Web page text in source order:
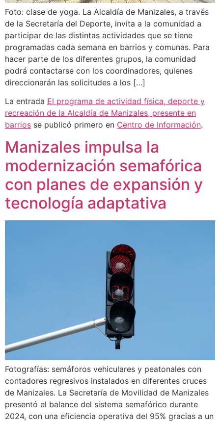
Foto: clase de yoga. La Alcaldía de Manizales, a través
de la Secretaría del Deporte, invita a la comunidad a
participar de las distintas actividades que se tiene
programadas cada semana en barrios y comunas. Para
hacer parte de los diferentes grupos, la comunidad
podrá contactarse con los coordinadores, quienes
direccionarán las solicitudes a los […]
La entrada El programa de actividad física, deporte y
recreación de la Alcaldía de Manizales, presente en
barrios se publicó primero en Centro de Información.
Manizales impulsa la
modernización semafórica
con planes de expansión y
tecnología adaptativa
Fotografías: semáforos vehiculares y peatonales con
contadores regresivos instalados en diferentes cruces
de Manizales. La Secretaría de Movilidad de Manizales
presentó el balance del sistema semafórico durante
2024, con una eficiencia operativa del 95% gracias a un